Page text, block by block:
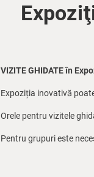
VIZITE GHIDATE în
Expoziția inovativă
Orele pentru vizitele
Pentru grupuri este